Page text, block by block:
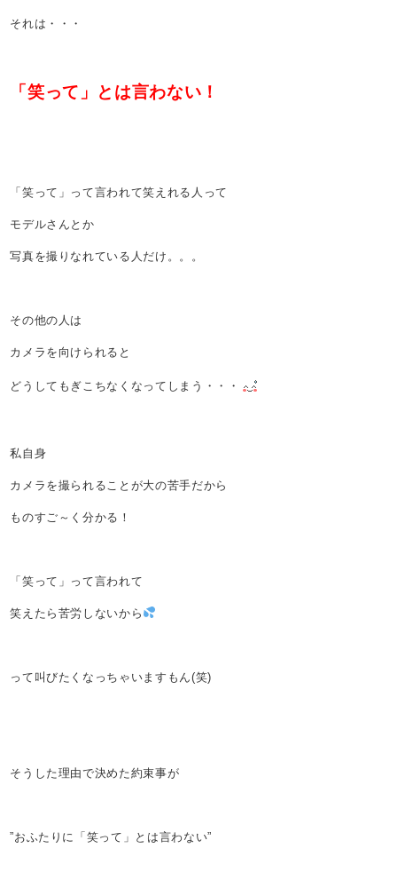
それは・・・
「笑って」とは言わない！
「笑って」って言われて笑えれる人って
モデルさんとか
写真を撮りなれている人だけ。。。
その他の人は
カメラを向けられると
どうしてもぎこちなくなってしまう・・・
私自身
カメラを撮られることが大の苦手だから
ものすご～く分かる！
「笑って」って言われて
笑えたら苦労しないから
って叫びたくなっちゃいますもん(笑)
そうした理由で決めた約束事が
”おふたりに「笑って」とは言わない”